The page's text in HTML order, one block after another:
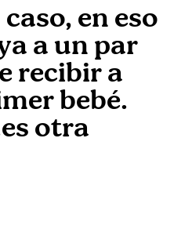
en eso
a un par
recibir a
bebé.
otra